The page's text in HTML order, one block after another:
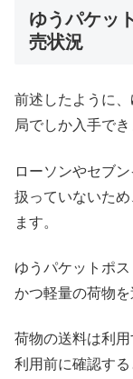
ゆうパケッ
売状況
前述したように
局でしか入手でき
ローソンやセブ
扱っていないた
ます。
ゆうパケットポ
かつ軽量の荷物を
荷物の送料は利用
利用前に確認する